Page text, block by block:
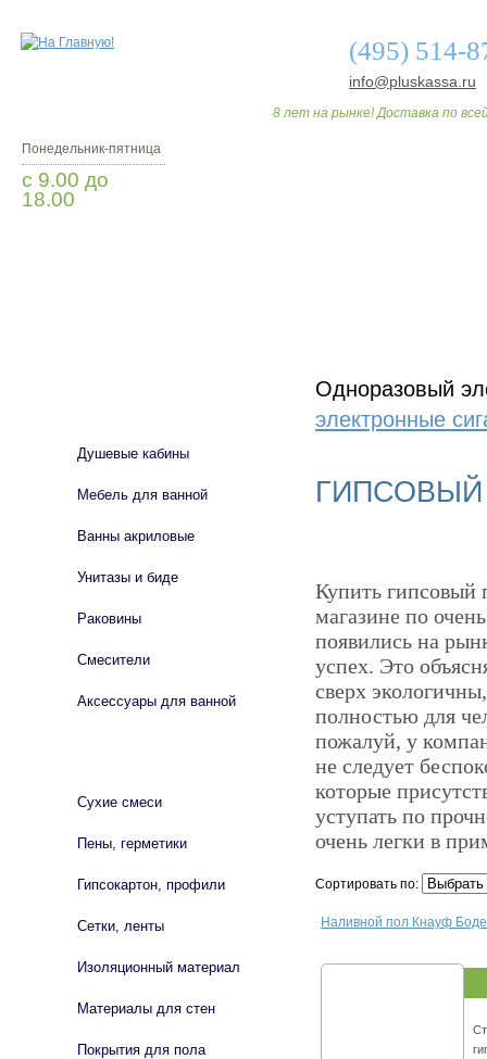
(495) 514-
info@pluskassa.ru
8 лет на рынке! Доставка по
Понедельник-пятница
с 9.00 до
18.00
Одноразовый
электронные
Купить гипсовый
магазине по
появились на
успех. Это
сверх
полностью для
пожалуй, у
не следует
которые
уступать по
очень легки в
Сортировать по:
Наливной пол Кнауф
Душевые кабины
Мебель для ванной
Ванны акриловые
Унитазы и биде
Раковины
Смесители
Аксессуары для ванной
Сухие смеси
Пены, герметики
Гипсокартон, профили
Сетки, ленты
Изоляционный материал
Материалы для стен
Покрытия для пола